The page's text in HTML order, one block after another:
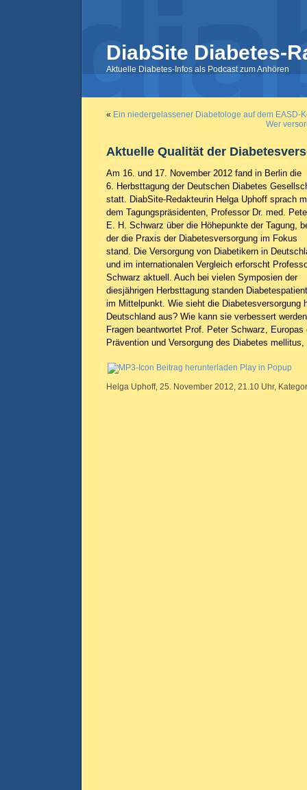
DiabSite Diabetes-
Aktuelle Diabetes-Infos als Podcast zum Anhören
« Ein niedergelassener Diabetologe auf dem EASD-
Wer
Aktuelle Qualität der
Am 16. und 17. November 2012 fand in Berlin die
6. Herbsttagung der Deutschen Diabetes
statt. DiabSite-Redakteurin Helga Uphoff sprach
dem Tagungspräsidenten, Professor Dr. med.
E. H. Schwarz über die Höhepunkte der Tagung,
der die Praxis der Diabetesversorgung im Fokus
stand. Die Versorgung von Diabetikern in
und im internationalen Vergleich erforscht
Schwarz aktuell. Auch bei vielen Symposien der
diesjährigen Herbsttagung standen
im Mittelpunkt. Wie sieht die Diabetesversorgung
Deutschland aus? Wie kann sie verbessert
Fragen beantwortet Prof. Peter Schwarz,
Prävention und Versorgung des Diabetes
Beitrag herunterladen Play in Popup
Helga Uphoff, 25. November 2012, 21.10 Uhr,